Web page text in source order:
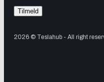
2026 © Teslahub - All right